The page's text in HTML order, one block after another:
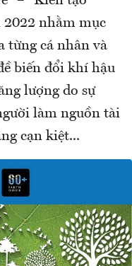
nhằm mục
từng cá nhân và
biến đổi khí hậu
lượng do sự
làm nguồn tài
cạn kiệt...